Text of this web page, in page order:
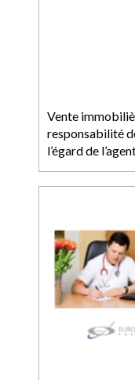
Vente
responsabilité
l’égard de